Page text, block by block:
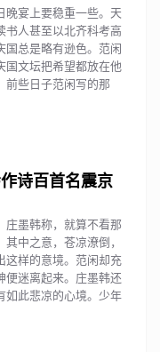
晚宴上要稳重一些。天
书人甚至以北齐科考高
国总是略有逊色。范闲
国文坛把希望都放在他
前些日子范闲写的那
诗百首名震京
庄墨韩称，就算不看那
中之意，苍凉潦倒，
这样的意境。范闲却充
便迷离起来。庄墨韩还
如此悲凉的心境。少年